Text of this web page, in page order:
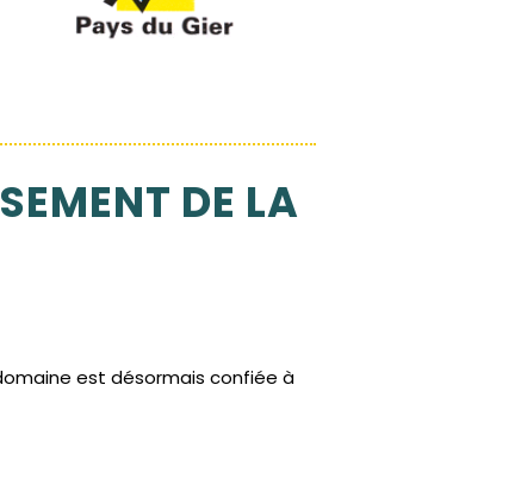
DE LA
est désormais confiée à